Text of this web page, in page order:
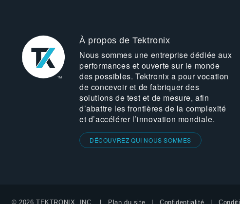
À propos de Tektronix
Nous sommes une entreprise dédiée aux
performances et ouverte sur le monde
des possibles. Tektronix a pour vocation
de concevoir et de fabriquer des
solutions de test et de mesure, afin
d’abattre les frontières de la complexité
et d’accélérer l’innovation mondiale.
DÉCOUVREZ QUI NOUS SOMMES
© 2026 TEKTRONIX, INC. Plan du site Confidentialité